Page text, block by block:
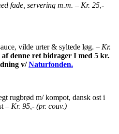
fade, servering m.m. – Kr. 25,-
vilde urter & syltede løg. – Kr.
af denne ret bidrager I med 5 kr.
v/Naturfonden.
rugbrød m/ kompot, dansk ost i
– Kr. 95,- (pr. couv.)